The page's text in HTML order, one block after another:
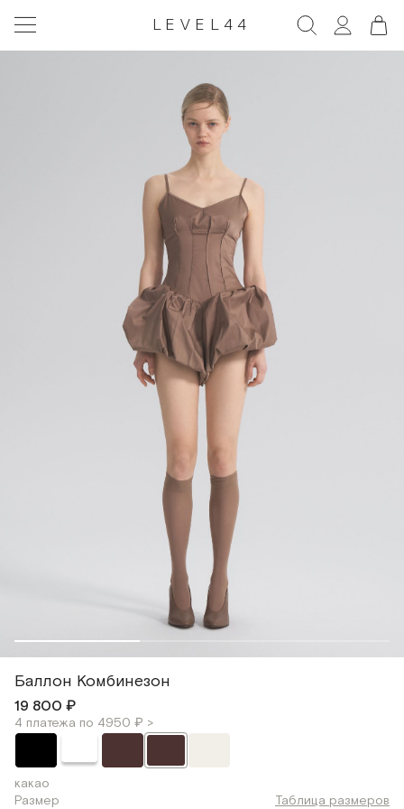
LEVEL44
Баллон Комбинезон
19 800 ₽
4 платежа по 4950 ₽ >
какао
Размер
Таблица размеров